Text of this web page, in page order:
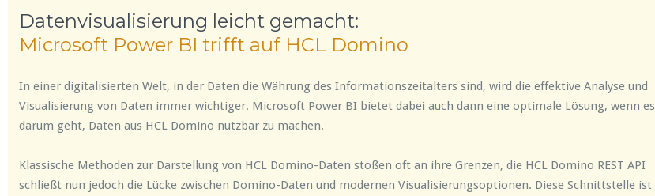
Datenvisualisierung leicht gemacht:
Microsoft Power BI trifft auf HCL Domino
In einer digitalisierten Welt, in der Daten die Währung des Informationszeitalters sind, wird die effektive Analyse und
Visualisierung von Daten immer wichtiger. Microsoft Power BI bietet dabei auch dann eine optimale Lösung, wenn es
darum geht, Daten aus HCL Domino nutzbar zu machen.
Klassische Methoden zur Darstellung von HCL Domino-Daten stoßen oft an ihre Grenzen, die HCL Domino REST API
schließt nun jedoch die Lücke zwischen Domino-Daten und modernen Visualisierungsoptionen. Diese Schnittstelle ist